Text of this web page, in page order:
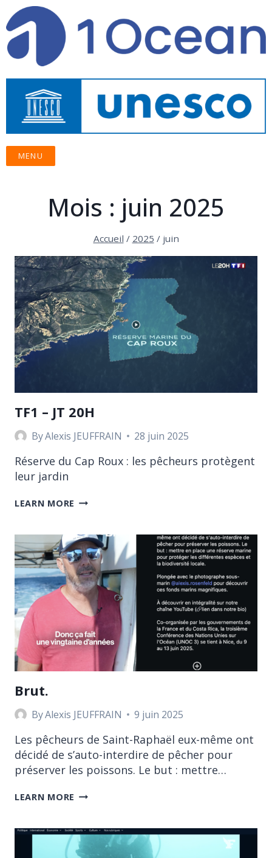
MENU
Mois : juin 2025
Accueil / 2025 / juin
TF1 – JT 20H
ByAlexis JEUFFRAIN 28 juin 2025
Réserve du Cap Roux : les pêcheurs protègent
leur jardin
LEARN MORE
Brut.
ByAlexis JEUFFRAIN 9 juin 2025
Les pêcheurs de Saint-Raphaël eux-même ont
décidé de s’auto-interdire de pêcher pour
préserver les poissons. Le but : mettre…
LEARN MORE